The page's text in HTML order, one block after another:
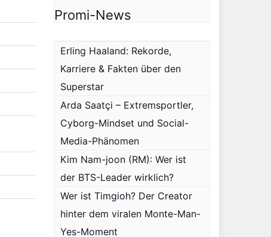
Promi-News
Erling Haaland: Rekorde,
Karriere & Fakten über den
Superstar
Arda Saatçi – Extremsportler,
Cyborg-Mindset und Social-
Media-Phänomen
Kim Nam-joon (RM): Wer ist
der BTS-Leader wirklich?
Wer ist Timgioh? Der Creator
hinter dem viralen Monte-Man-
Yes-Moment